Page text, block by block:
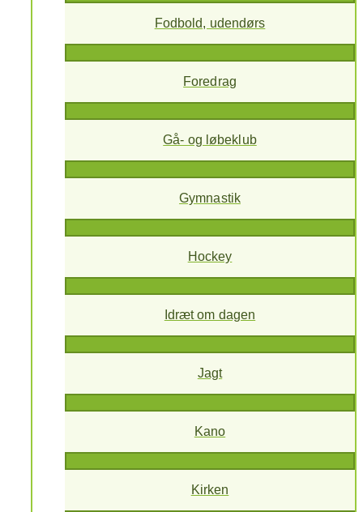
Fodbold, udendørs
Foredrag
Gå- og løbeklub
Gymnastik
Hockey
Idræt om dagen
Jagt
Kano
Kirken